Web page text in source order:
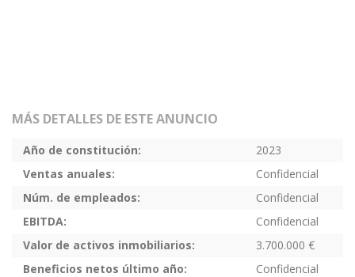
MÁS DETALLES DE ESTE ANUNCIO
Año de constitución:
2023
Ventas anuales:
Confidencial
Núm. de empleados:
Confidencial
EBITDA:
Confidencial
Valor de activos inmobiliarios:
3.700.000 €
Beneficios netos último año:
Confidencial